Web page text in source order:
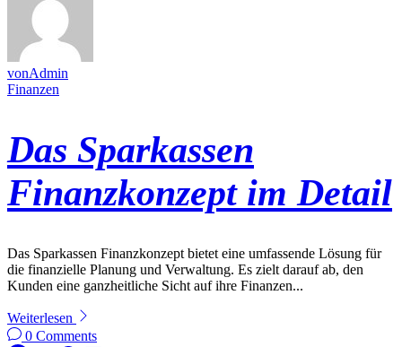
vonAdmin
Finanzen
Das Sparkassen
Finanzkonzept im Detail
Das Sparkassen Finanzkonzept bietet eine umfassende Lösung für
die finanzielle Planung und Verwaltung. Es zielt darauf ab, den
Kunden eine ganzheitliche Sicht auf ihre Finanzen...
Weiterlesen
0 Comments